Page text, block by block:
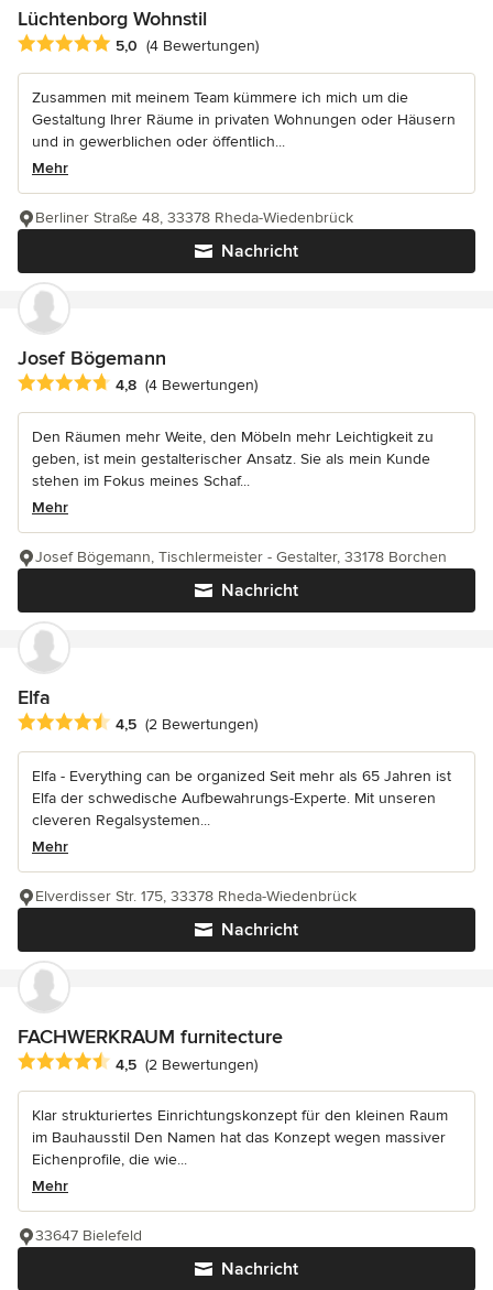
Lüchtenborg Wohnstil
Durchschnittliche Bewertung: 5 von 5 Sternen
5,0 (4 Bewertungen)
Zusammen mit meinem Team kümmere ich mich um die
Gestaltung Ihrer Räume in privaten Wohnungen oder Häusern
und in gewerblichen oder öffentlich...
Mehr
Nachricht
Berliner Straße 48, 33378 Rheda-Wiedenbrück
Josef Bögemann
Durchschnittliche Bewertung: 4.8 von 5 Sternen
4,8 (4 Bewertungen)
Den Räumen mehr Weite, den Möbeln mehr Leichtigkeit zu
geben, ist mein gestalterischer Ansatz. Sie als mein Kunde
stehen im Fokus meines Schaf...
Mehr
Nachricht
Josef Bögemann, Tischlermeister - Gestalter, 33178 Borchen
Elfa
Durchschnittliche Bewertung: 4.5 von 5 Sternen
4,5 (2 Bewertungen)
Elfa - Everything can be organized Seit mehr als 65 Jahren ist
Elfa der schwedische Aufbewahrungs-Experte. Mit unseren
cleveren Regalsystemen...
Mehr
Nachricht
Elverdisser Str. 175, 33378 Rheda-Wiedenbrück
FACHWERKRAUM furnitecture
Durchschnittliche Bewertung: 4.5 von 5 Sternen
4,5 (2 Bewertungen)
Klar strukturiertes Einrichtungskonzept für den kleinen Raum
im Bauhausstil Den Namen hat das Konzept wegen massiver
Eichenprofile, die wie...
Mehr
Nachricht
33647 Bielefeld